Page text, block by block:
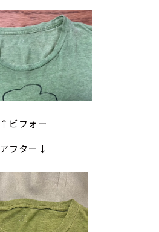
↑ビフォー
アフター↓